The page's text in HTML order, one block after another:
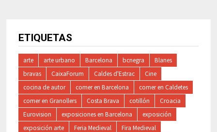
ETIQUETAS
arte arte urbano Barcelona bcnegra
Blanes
bravas
CaixaForum Caldes d'Estrac
Cine
cocina de autor
comer en Barcelona
comer en Caldetes
comer en Granollers
Costa Brava cotillón
Croacia
Eurovision
exposiciones en Barcelona
exposición
exposición arte
Feria Medieval
Fira Medieval